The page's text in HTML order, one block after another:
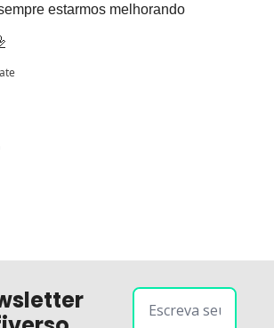
estarmos melhorando